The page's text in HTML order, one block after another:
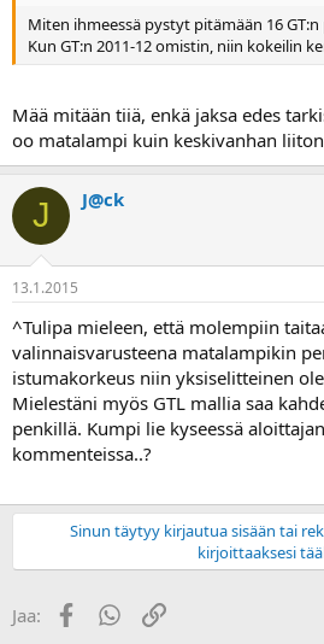
Miten ihmeessä pystyt pitämään 16
Kun GT:n 2011-12 omistin, niin kokeilin
Mää mitään tiiä, enkä jaksa edes
oo matalampi kuin keskivanhan liiton
J J@ck
13.1.2015
^Tulipa mieleen, että molempiin
valinnaisvarusteena matalampikin
istumakorkeus niin yksiselitteinen
Mielestäni myös GTL mallia saa
penkillä. Kumpi lie kyseessä
kommenteissa..?
Sinun täytyy kirjautua sisään tai
kirjoittaaksesi
Jaa: FacebookWhatsApp
Linkki